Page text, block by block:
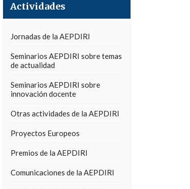
Actividades
Jornadas de la AEPDIRI
Seminarios AEPDIRI sobre temas
de actualidad
Seminarios AEPDIRI sobre
innovación docente
Otras actividades de la AEPDIRI
Proyectos Europeos
Premios de la AEPDIRI
Comunicaciones de la AEPDIRI